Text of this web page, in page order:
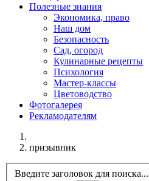
Полезные знания
Экономика, право
Наш дом
Безопасность
Сад, огород
Кулинарные рецепты
Психология
Мастер-классы
Цветоводство
Фотогалерея
Рекламодателям
призывник
Введите заголовок для поиска...